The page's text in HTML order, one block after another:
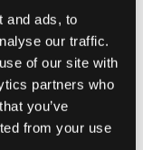
and ads, to
our traffic.
of our site with
partners who
you’ve
from your use
bieten
Wörter
einfach ist, auf